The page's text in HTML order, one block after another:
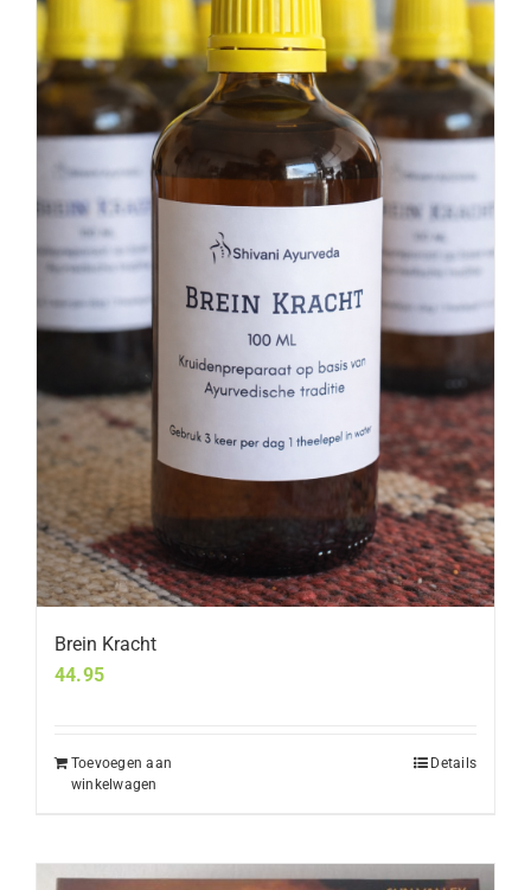
Brein Kracht
44.95
Toevoegen aan
winkelwagen
Details